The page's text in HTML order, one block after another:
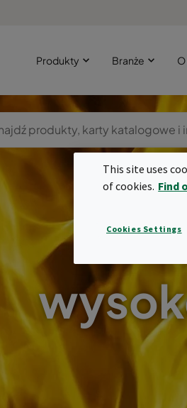
Produkty Branże
This site uses
of cookies. Find
Cookies Settings